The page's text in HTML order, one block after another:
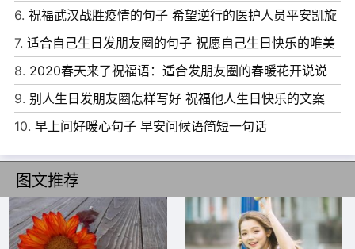
8、 声声爆竹震动思念的神经，绚丽烟花照亮湿润的眼睛，
团圆饺子饱含浓浓的温情，任何的祝福都显得太轻太轻，给
您拜年了，新年好!
9、 一串串鞭炮绽放快乐，一家家团圆热闹欢笑，一声声祝
福嵌满真情。新年第一天，祝步步高升飞龙在天，年年幸福
结同心！
6. 祝福武汉战胜疫情的句子 希望逆行的医护人员平安凯旋
说说
7. 适合自己生日发朋友圈的句子 祝愿自己生日快乐的唯美
短句
8. 2020春天来了祝福语：适合发朋友圈的春暖花开说说
9. 别人生日发朋友圈怎样写好 祝福他人生日快乐的文案
10. 早上问好暖心句子 早安问候语简短一句话
图文推荐